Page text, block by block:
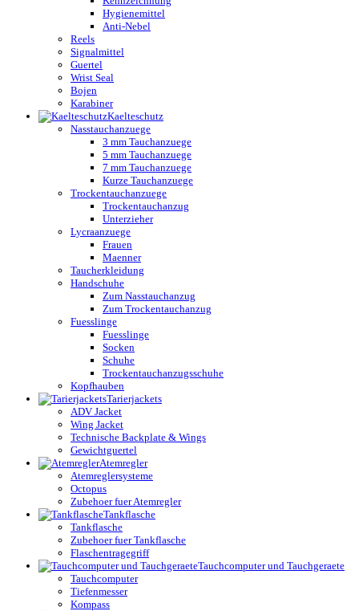
Hygienemittel
Anti-Nebel
Reels
Signalmittel
Guertel
Wrist Seal
Bojen
Karabiner
Kaelteschutz
Nasstauchanzuege
3 mm Tauchanzuege
5 mm Tauchanzuege
7 mm Tauchanzuege
Kurze Tauchanzuege
Trockentauchanzuege
Trockentauchanzug
Unterzieher
Lycraanzuege
Frauen
Maenner
Taucherkleidung
Handschuhe
Zum Nasstauchanzug
Zum Trockentauchanzug
Fuesslinge
Fuesslinge
Socken
Schuhe
Trockentauchanzugsschuhe
Kopfhauben
Tarierjackets
ADV Jacket
Wing Jacket
Technische Backplate & Wings
Gewichtguertel
Atemregler
Atemreglersysteme
Octopus
Zubehoer fuer Atemregler
Tankflasche
Tankflasche
Zubehoer fuer Tankflasche
Flaschentragegriff
Tauchcomputer und Tauchgeraete
Tauchcomputer
Tiefenmesser
Kompass